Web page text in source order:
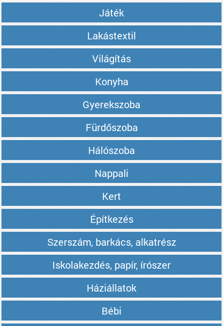
Játék
Lakástextil
Világítás
Konyha
Gyerekszoba
Fürdőszoba
Hálószoba
Nappali
Kert
Építkezés
Szerszám, barkács, alkatrész
Iskolakezdés, papír, írószer
Háziállatok
Bébi